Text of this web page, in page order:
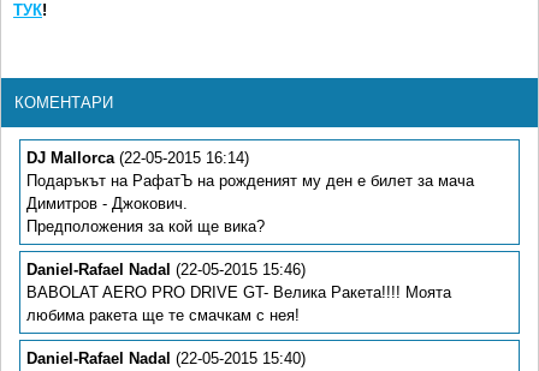
ТУК!
КОМЕНТАРИ
DJ Mallorca(22-05-2015 16:14)
Подаръкът на РафатЪ на рожденият му ден е билет за мача
Димитров - Джокович.
Предположения за кой ще вика?
Daniel-Rafael Nadal (22-05-2015 15:46)
BABOLAT AERO PRO DRIVE GT- Велика Ракета!!!! Моята
любима ракета ще те смачкам с нея!
Daniel-Rafael Nadal (22-05-2015 15:40)